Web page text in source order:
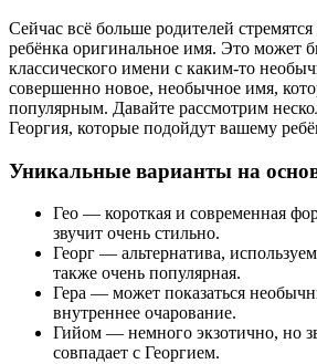
Сейчас всё больше родителей
ребёнка оригинальное имя. Это может
классического имени с каким-то
совершенно новое, необычное имя,
популярным. Давайте рассмотрим
Георгия, которые подойдут вашему
Уникальные варианты на
Гео — короткая и современная
звучит очень стильно.
Георг — альтернатива,
также очень популярная.
Гера — может показаться
внутреннее очарование.
Гийом — немного экзотично, но
совпадает с Георгием.